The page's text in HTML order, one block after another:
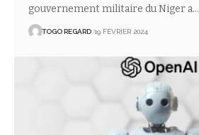
gouvernement militaire du Niger a…
TOGO REGARD 19 FÉVRIER 2024